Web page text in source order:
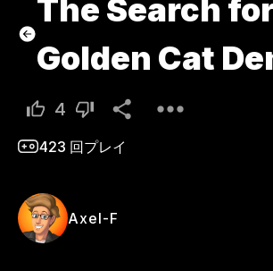
The Search
Golden Cat
4
423 回プレイ
Axel-F